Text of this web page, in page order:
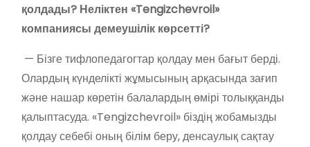
қолдады? Неліктен «Tengizchevroil»
компаниясы демеушілік көрсетті?
— Бізге тифлопедагогтар қолдау мен бағыт берді.
Олардың күнделікті жұмысының арқасында зағип
және нашар көретін балалардың өмірі толыққанды
қалыптасуда. «Tengizchevroil» біздің жобамызды
қолдау себебі оның білім беру, денсаулық сақтау